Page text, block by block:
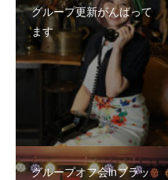
グループ更新がんばって
ます
グループオフ会inブラッ